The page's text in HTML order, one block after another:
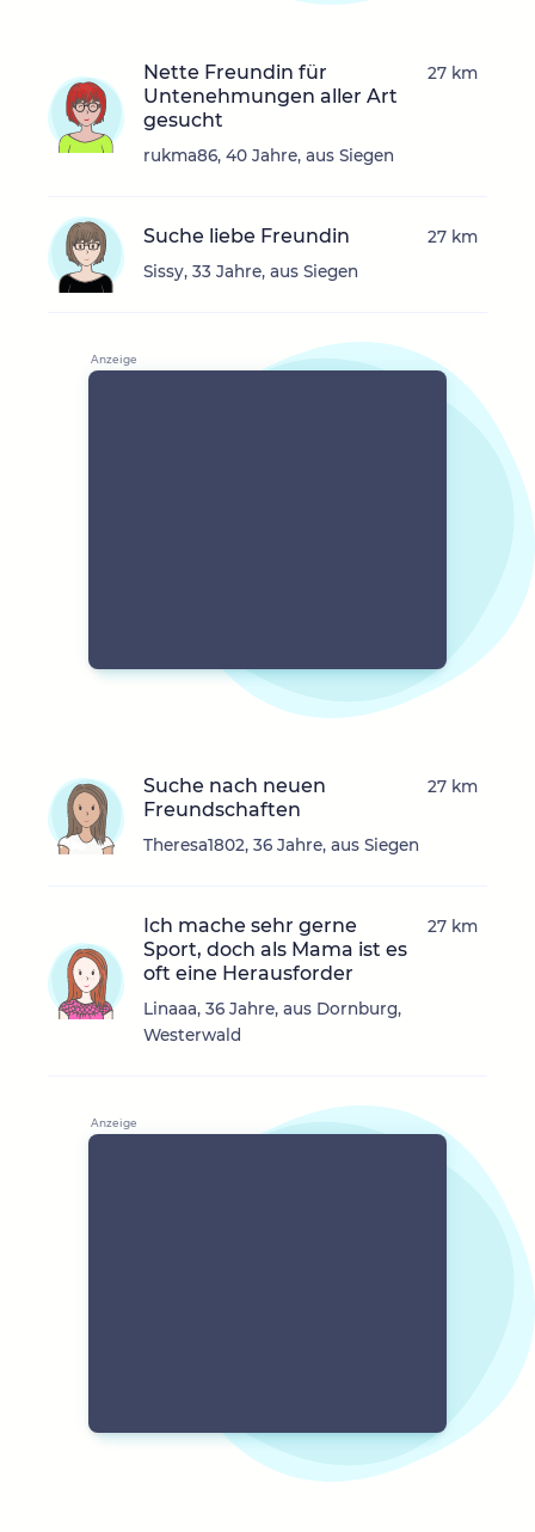
Nette Freundin für
Untenehmungen aller Art
gesucht
rukma86, 40 Jahre, aus Siegen
27 km
Suche liebe Freundin
Sissy, 33 Jahre, aus Siegen
27 km
Suche nach neuen
Freundschaften
Theresa1802, 36 Jahre, aus Siegen
27 km
Ich mache sehr gerne
Sport, doch als Mama ist es
oft eine Herausforder
Linaaa, 36 Jahre, aus Dornburg,
Westerwald
27 km